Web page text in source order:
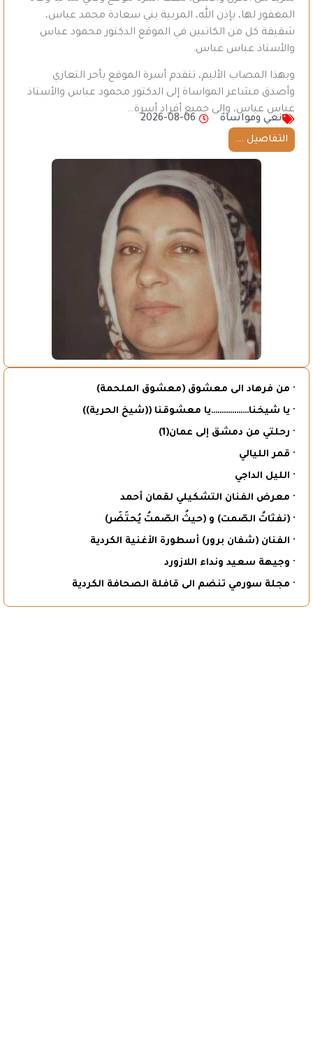
المغفور لها، بإذن الله، المربية بني سعادة محمد عباس،
شقيقة كل من الكاتبين في الموقع الدكتور محمود عباس
والأستاذ عباس عباس.
وبهذا المصاب الأليم، تتقدم أسرة الموقع بأحر التعازي
وأصدق مشاعر المواساة إلى الدكتور محمود عباس والأستاذ
عباس عباس، وإلى جميع أفراد أسرة…
نعي ومواساة
2026-08-06
التفاصيل ...
· من فرهاد الى معشوق (معشوق الملحمة)
· يا شيخنا………………يا معشوقنا ((شيخ الحرية))
· رحلتي من دمشق إلى عمان(1)
· قمر الليالي
· الليل الداجي
· معرض الفنان التشكيلي لقمان أحمد
· (نفثاتُ الصّمت) و (حيثُ الصّمتُ يُحتَضَر)
· الفنان (شفان برور) أسطورة الأغنية الكردية
· وجيهة سعيد ونداء اللازورد
· مجلة سورمي تنضم الى قافلة الصحافة الكردية